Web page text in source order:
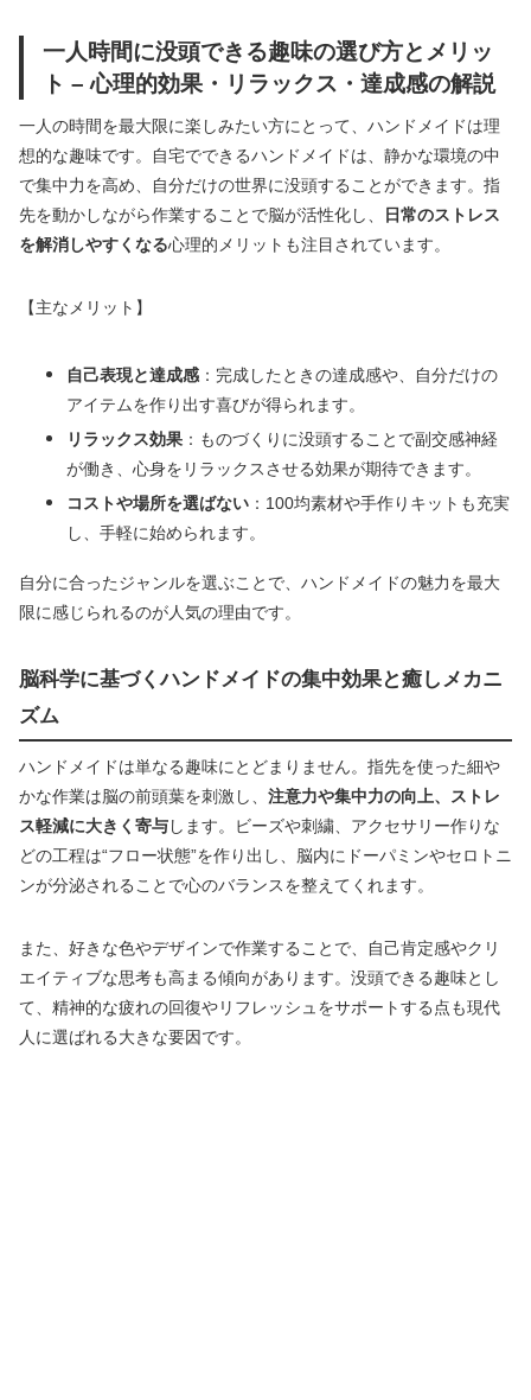
一人時間に没頭できる趣味の選び方とメリッ
ト – 心理的効果・リラックス・達成感の解説
一人の時間を最大限に楽しみたい方にとって、ハンドメイドは理
想的な趣味です。自宅でできるハンドメイドは、静かな環境の中
で集中力を高め、自分だけの世界に没頭することができます。指
先を動かしながら作業することで脳が活性化し、
日常のストレス
を解消しやすくなる心理的メリットも注目されています。
【主なメリット】
自己表現と達成感 ：完成したときの達成感や、自分だけの
アイテムを作り出す喜びが得られます。
リラックス効果 ：ものづくりに没頭することで副交感神経
が働き、心身をリラックスさせる効果が期待できます。
コストや場所を選ばない ：100均素材や手作りキットも充実
し、手軽に始められます。
自分に合ったジャンルを選ぶことで、ハンドメイドの魅力を最大
限に感じられるのが人気の理由です。
脳科学に基づくハンドメイドの集中効果と癒しメカニ
ズム
ハンドメイドは単なる趣味にとどまりません。指先を使った細や
かな作業は脳の前頭葉を刺激し、 注意力や集中力の向上、ストレ
ス軽減に大きく寄与します。ビーズや刺繍、アクセサリー作りな
どの工程は“フロー状態”を作り出し、脳内にドーパミンやセロトニ
ンが分泌されることで心のバランスを整えてくれます。
また、好きな色やデザインで作業することで、自己肯定感やクリ
エイティブな思考も高まる傾向があります。没頭できる趣味とし
て、精神的な疲れの回復やリフレッシュをサポートする点も現代
人に選ばれる大きな要因です。